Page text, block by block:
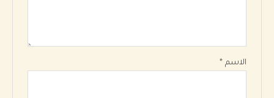
الاسم *